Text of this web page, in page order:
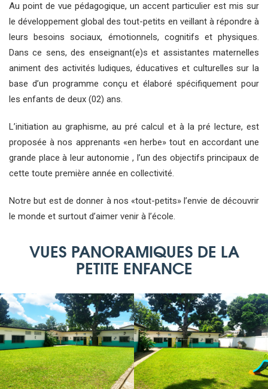
Au point de vue pédagogique, un accent particulier est mis sur
le développement global des tout-petits en veillant à répondre à
leurs besoins sociaux, émotionnels, cognitifs et physiques.
Dans ce sens, des enseignant(e)s et assistantes maternelles
animent des activités ludiques, éducatives et culturelles sur la
base d’un programme conçu et élaboré spécifiquement pour
les enfants de deux (02) ans.
L’initiation au graphisme, au pré calcul et à la pré lecture, est
proposée à nos apprenants «en herbe» tout en accordant une
grande place à leur autonomie , l’un des objectifs principaux de
cette toute première année en collectivité.
Notre but est de donner à nos «tout-petits» l’envie de découvrir
le monde et surtout d’aimer venir à l’école.
VUES PANORAMIQUES DE LA
PETITE ENFANCE